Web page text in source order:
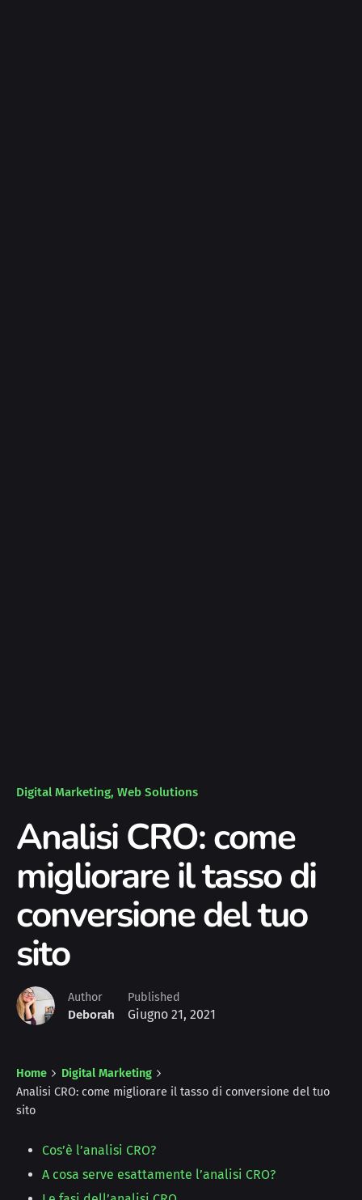
Digital Marketing Web Solutions
Analisi CRO: come
migliorare il tasso di
conversione del tuo
sito
Author
Deborah
Published
Giugno 21, 2021
Home
Digital Marketing
Analisi CRO: come migliorare il tasso di conversione del tuo
sito
Cos’è l’analisi CRO?
A cosa serve esattamente l’analisi CRO?